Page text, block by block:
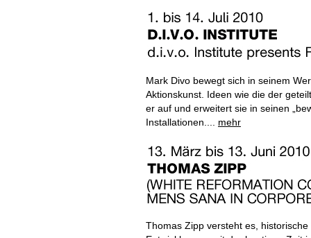
Mark Divo bewegt sich in seinem
Aktionskunst. Ideen wie die der
er auf und erweitert sie in seinen
Installationen.... mehr
Thomas Zipp versteht es,